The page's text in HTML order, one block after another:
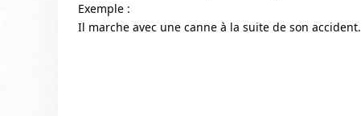
Exemple :
Il marche avec une canne à la suite de son accident.